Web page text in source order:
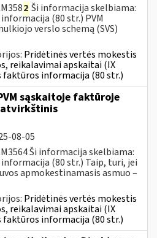
2 Ši informacija skelbiama:
(80 str.) PVM
verslo schemą (SVS)
Pridėtinės vertės mokestis
reikalavimai apskaitai (IX
faktūros informacija (80 str.)
sąskaitoje faktūroje
08-05
Ši informacija skelbiama:
(80 str.) Taip, turi, jei
apmokestinamasis asmuo –
Pridėtinės vertės mokestis
reikalavimai apskaitai (IX
faktūros informacija (80 str.)